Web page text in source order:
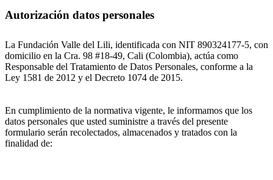
Autorización datos personales
La Fundación Valle del Lili, identificada con NIT 890324177-5, con
domicilio en la Cra. 98 #18-49, Cali (Colombia), actúa como
Responsable del Tratamiento de Datos Personales, conforme a la
Ley 1581 de 2012 y el Decreto 1074 de 2015.
En cumplimiento de la normativa vigente, le informamos que los
datos personales que usted suministre a través del presente
formulario serán recolectados, almacenados y tratados con la
finalidad de: